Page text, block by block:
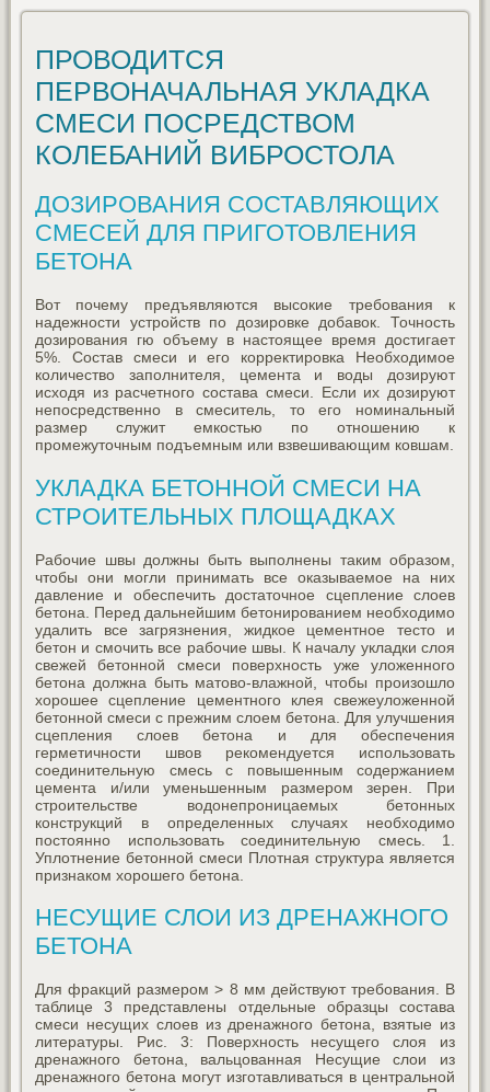
ПРОВОДИТСЯ
ПЕРВОНАЧАЛЬНАЯ УКЛАДКА
СМЕСИ ПОСРЕДСТВОМ
КОЛЕБАНИЙ ВИБРОСТОЛА
ДОЗИРОВАНИЯ СОСТАВЛЯЮЩИХ
СМЕСЕЙ ДЛЯ ПРИГОТОВЛЕНИЯ
БЕТОНА
Вот почему предъявляются высокие требования к
надежности устройств по дозировке добавок. Точность
дозирования гю объему в настоящее время достигает
5%. Состав смеси и его корректировка Необходимое
количество заполнителя, цемента и воды дозируют
исходя из расчетного состава смеси. Если их дозируют
непосредственно в смеситель, то его номинальный
размер служит емкостью по отношению к
промежуточным подъемным или взвешивающим ковшам.
УКЛАДКА БЕТОННОЙ СМЕСИ НА
СТРОИТЕЛЬНЫХ ПЛОЩАДКАХ
Рабочие швы должны быть выполнены таким образом,
чтобы они могли принимать все оказываемое на них
давление и обеспечить достаточное сцепление слоев
бетона. Перед дальнейшим бетонированием необходимо
удалить все загрязнения, жидкое цементное тесто и
бетон и смочить все рабочие швы. К началу укладки слоя
свежей бетонной смеси поверхность уже уложенного
бетона должна быть матово-влажной, чтобы произошло
хорошее сцепление цементного клея свежеуложенной
бетонной смеси с прежним слоем бетона. Для улучшения
сцепления слоев бетона и для обеспечения
герметичности швов рекомендуется использовать
соединительную смесь с повышенным содержанием
цемента и/или уменьшенным размером зерен. При
строительстве водонепроницаемых бетонных
конструкций в определенных случаях необходимо
постоянно использовать соединительную смесь. 1.
Уплотнение бетонной смеси Плотная структура является
признаком хорошего бетона.
НЕСУЩИЕ СЛОИ ИЗ ДРЕНАЖНОГО
БЕТОНА
Для фракций размером > 8 мм действуют требования. В
таблице 3 представлены отдельные образцы состава
смеси несущих слоев из дренажного бетона, взятые из
литературы. Рис. 3: Поверхность несущего слоя из
дренажного бетона, вальцованная Несущие слои из
дренажного бетона могут изготавливаться в центральной